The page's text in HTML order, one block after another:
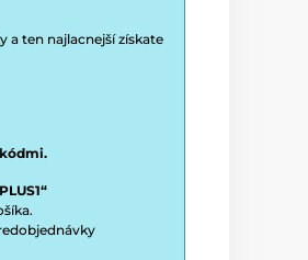
ten najlacnejší získate